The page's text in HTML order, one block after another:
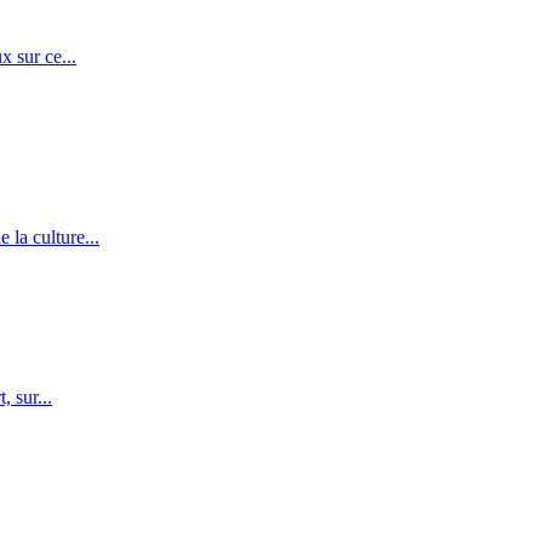
sur ce...
la culture...
sur...